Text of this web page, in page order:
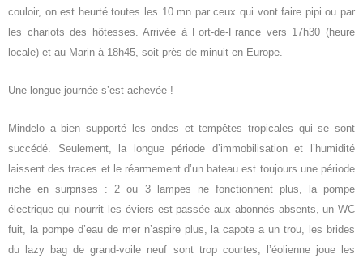
couloir, on est heurté toutes les 10 mn par ceux qui vont faire pipi ou par
les chariots des hôtesses.Arrivée à Fort-de-France vers 17h30 (heure
locale) et au Marin à 18h45, soit près de minuit en Europe.
Une longue journée s’est achevée !
M indelo a bien supporté les ondes et tempêtes tropicales qui se sont
succédé. Seulement, la longue période d’immobilisationet l’ humidité
laissent des traces et le réarmement d’un bateau est toujours une période
riche en surprises : 2 ou 3 lampes ne fonctionnent plus, la pompe
électrique qui nourrit les éviers est passée aux abonnés absents, un WC
fuit, la pompe d’eau de mer n’aspire plus, la capote a un trou, les brides
du lazy bag de grand-voile neuf sont trop courtes,
l’éolienne joue les